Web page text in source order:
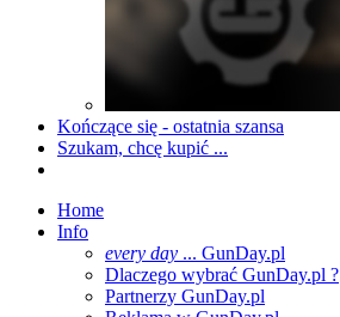
Kończące się - ostatnia szansa
Szukam, chcę kupić ...
Home
Info
every day ... GunDay.pl
Dlaczego wybrać GunDay.pl ?
Partnerzy GunDay.pl